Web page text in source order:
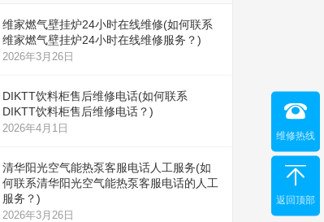
维家燃气壁挂炉24小时在线维修(如何联系
维家燃气壁挂炉24小时在线维修服务？)
2026年3月26日
DIKTT饮料柜售后维修电话(如何联系
DIKTT饮料柜售后维修电话？)
2026年4月1日
清华阳光空气能热泵客服电话人工服务(如
何联系清华阳光空气能热泵客服电话的人工
服务？)
2026年3月26日
维修热线
返回顶部